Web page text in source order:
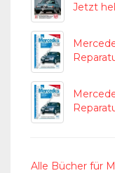
Jetzt
Alle Bücher für